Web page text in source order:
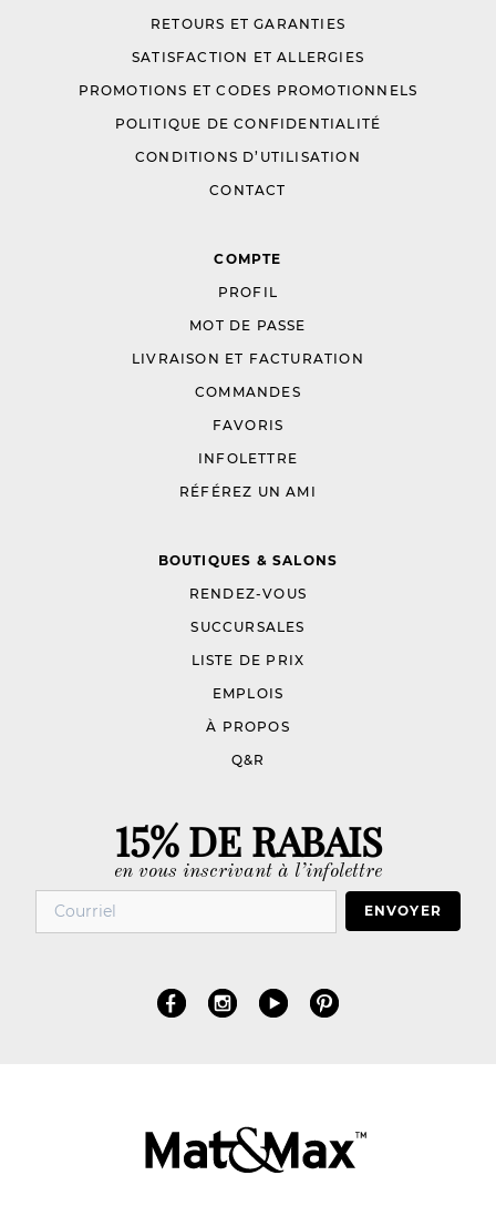
RETOURS ET GARANTIES
SATISFACTION ET ALLERGIES
PROMOTIONS ET CODES PROMOTIONNELS
POLITIQUE DE CONFIDENTIALITÉ
CONDITIONS D’UTILISATION
CONTACT
COMPTE
PROFIL
MOT DE PASSE
LIVRAISON ET FACTURATION
COMMANDES
FAVORIS
INFOLETTRE
RÉFÉREZ UN AMI
BOUTIQUES & SALONS
RENDEZ-VOUS
SUCCURSALES
LISTE DE PRIX
EMPLOIS
À PROPOS
Q&R
15% DE RABAIS
en vous inscrivant à l’infolettre
ENVOYER